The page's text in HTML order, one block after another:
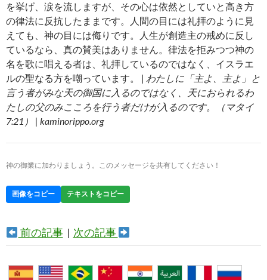
を挙げ、涙を流しますが、その心は依然としていと高き方
の律法に反抗したままです。人間の目には礼拝のように見
えても、神の目には侮りです。人生が創造主の戒めに反し
ているなら、真の賛美はありません。律法を拒みつつ神の
名を歌に唱える者は、礼拝しているのではなく、イスラエ
ルの聖なる方を嘲っています。 | わたしに「主よ、主よ」と
言う者がみな天の御国に入るのではなく、天におられるわ
たしの父のみこころを行う者だけが入るのです。（マタイ
7:21） | kaminorippo.org
神の御業に加わりましょう。このメッセージを共有してください！
画像をコピー テキストをコピー
前の記事| 次の記事